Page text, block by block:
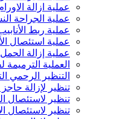
عملية ازالة
عملية الجراحة
عملية ربط
عملية استئصال
عملية إزالة
العملية الترميمة
التنظير الرحمي
تنظير لإزالة
تنظير لاستئصال
تنظير لاستئصال